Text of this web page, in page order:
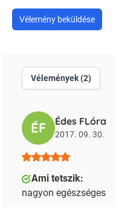
Vélemény beküldése
Vélemények (2)
ÉF Édes FLóra
2017. 09. 30.
Ami tetszik:
nagyon egészséges